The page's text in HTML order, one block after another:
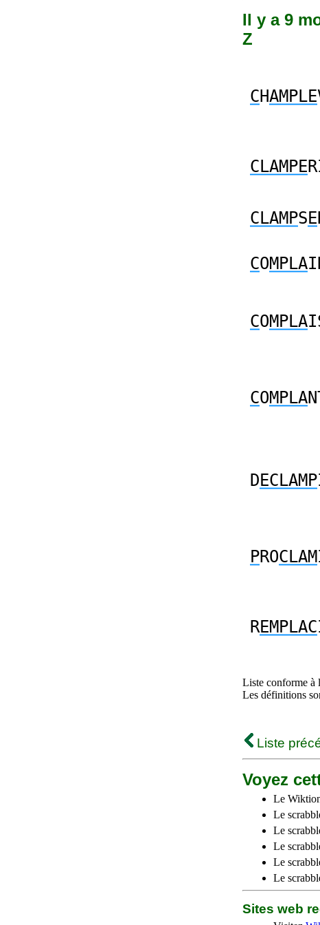
Il y a 9
Z
CHAMPLE
CLAMPE
CLAMPSE
COMPLA
COMPLA
COMPLA
DECLAMP
PROCLAM
REMPLAC
Liste conforme à
Les définitions
Liste
Voyez
Le
Le
Le
Le
Le
Le
Sites web